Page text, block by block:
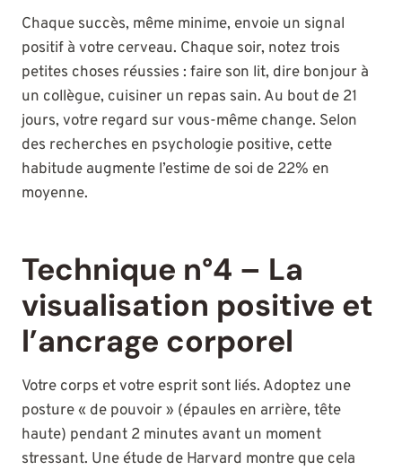
Chaque succès, même minime, envoie un signal
positif à votre cerveau. Chaque soir, notez trois
petites choses réussies : faire son lit, dire bonjour à
un collègue, cuisiner un repas sain. Au bout de 21
jours, votre regard sur vous-même change. Selon
des recherches en psychologie positive, cette
habitude augmente l’estime de soi de 22% en
moyenne.
Technique n°4 – La
visualisation positive et
l’ancrage corporel
Votre corps et votre esprit sont liés. Adoptez une
posture « de pouvoir » (épaules en arrière, tête
haute) pendant 2 minutes avant un moment
stressant. Une étude de Harvard montre que cela